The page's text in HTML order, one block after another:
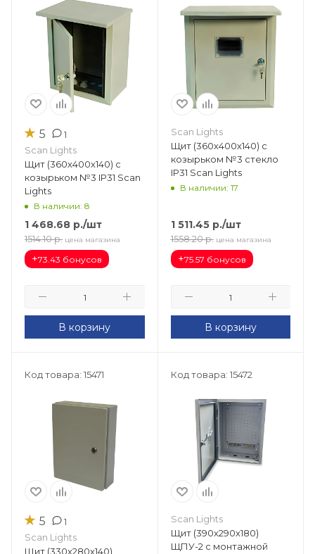
★ 5 1
Scan Lights
Щит (360х400х140) с
козырьком №3 IP31 Scan
Lights
В наличии: 8
1 468.68 р./шт
1514.10 р. цена магазина
+73.43 бонусов
В корзину
Scan Lights
Щит (360х400х140) с
козырьком №3 стекло
IP31 Scan Lights
В наличии: 17
1 511.45р./шт
1558.20 р. цена магазина
+75.57 бонусов
В корзину
Код товара: 15471
★ 5 1
Scan Lights
Щит (330х280х140)
Код товара: 15472
Scan Lights
Щит (390х290х180)
ЩПУ-2 с монтажной